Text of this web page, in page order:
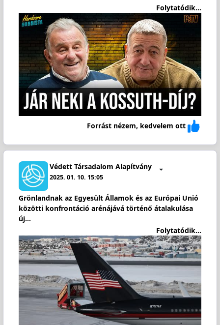
Folytatódik...
Forrást nézem, kedvelem ott
Védett Társadalom Alapítvány
2025. 01. 10. 15:05
Grönlandnak az Egyesült Államok és az Európai Unió
közötti konfrontáció arénájává történő átalakulása
új…
Folytatódik...